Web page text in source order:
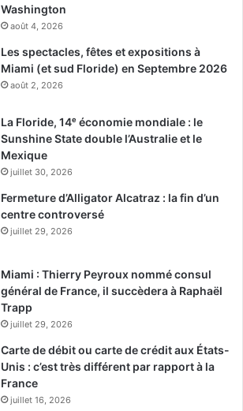
Washington
août 4, 2026
Les spectacles, fêtes et expositions à
Miami (et sud Floride) en Septembre 2026
août 2, 2026
La Floride, 14ᵉ économie mondiale : le
Sunshine State double l’Australie et le
Mexique
juillet 30, 2026
Fermeture d’Alligator Alcatraz : la fin d’un
centre controversé
juillet 29, 2026
Miami : Thierry Peyroux nommé consul
général de France, il succèdera à Raphaël
Trapp
juillet 29, 2026
Carte de débit ou carte de crédit aux États-
Unis : c’est très différent par rapport à la
France
juillet 16, 2026